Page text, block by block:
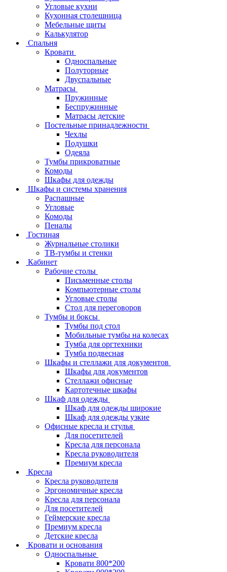
Угловые кухни
Кухонная столешница
Мебельные щиты
Калькулятор
Спальня
Кровати
Односпальные
Полуторные
Двуспальные
Матрасы
Пружинные
Беспружинные
Матрасы детские
Постельные принадлежности
Чехлы
Подушки
Одеяла
Тумбы прикроватные
Комоды
Шкафы для одежды
Шкафы и системы хранения
Распашные
Угловые
Комоды
Пеналы
Гостиная
Журнальные столики
ТВ‑тумбы и стенки
Кабинет
Рабочие столы
Письменные столы
Компьютерные столы
Угловые столы
Стол для переговоров
Тумбы и боксы
Тумбы под стол
Мобильные тумбы на колесах
Тумба для оргтехники
Тумба подвесная
Шкафы и стеллажи для документов
Шкафы для документов
Стеллажи офисные
Картотечные шкафы
Шкаф для одежды
Шкаф для одежды широкие
Шкаф для одежды узкие
Офисные кресла и стулья
Для посетителей
Кресла для персонала
Кресла руководителя
Премиум кресла
Кресла
Кресла руководителя
Эргономичные кресла
Кресла для персонала
Для посетителей
Геймерские кресла
Премиум кресла
Детские кресла
Кровати и основания
Односпальные
Кровати 800*200